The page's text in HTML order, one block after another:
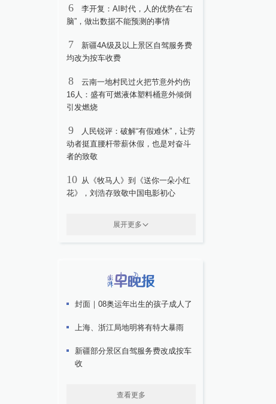
6
李开复：AI时代，人的优势在“右
脑”，做出数据不能预测的事情
7
新疆4A级及以上景区自驾服务费
均改为按车收费
8
云南一地村民过火把节意外灼伤
16人：盛有可燃液体塑料桶意外倾倒
引发燃烧
9
人民锐评：破解“有假难休”，让劳
动者挺直腰杆带薪休假，也是对奋斗
者的致敬
10 从《牧马人》到《送你一朵小红
花》，刘浩存致敬中国电影初心
展开更多
封面｜08奥运年出生的孩子成人了
上海、浙江局地明将有特大暴雨
新疆部分景区自驾服务费改成按车
收
查看更多